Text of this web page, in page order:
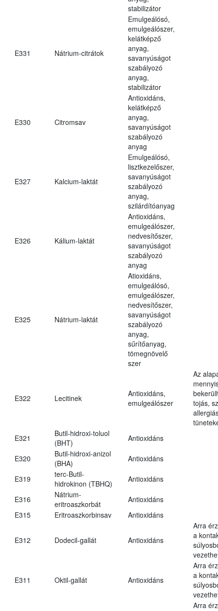
stabilizátor
E331 Nátrium-citrátok
Emulgeálósó,
emulgeálószer,
kelátképző
anyag,
savanyúságot
szabályozó
anyag,
stabilizátor
E330 Citromsav
Antioxidáns,
kelátképző
anyag,
savanyúságot
szabályozó
anyag
E327 Kalcium-laktát
Emulgeálósó,
lisztkezelőszer,
savanyúságot
szabályozó
anyag,
szilárdítóanyag
E326 Kálium-laktát
Antioxidáns,
emulgeálószer,
nedvesítőszer,
savanyúságot
szabályozó
anyag
E325 Nátrium-laktát
Atioxidáns,
emulgeálósó,
emulgeálószer,
nedvesítőszer,
savanyúságot
szabályozó
anyag,
sűrítőanyag,
tömegnövelő
szer
E322 Lecitinek
Antioxidáns,
emulgeálószer
Az
tojás,
E321
Butil-hidroxi-toluol
(BHT)
Antioxidáns
E320
Butil-hidroxi-anizol
(BHA)
Antioxidáns
E319
terc-Butil-
hidrokinon (TBHQ)
Antioxidáns
E316
Nátrium-
eritroaszkorbát
Antioxidáns
E315
Eritroaszkorbinsav Antioxidáns
E312 Dodecil-gallát Antioxidáns
Arra
a
E311 Oktil-gallát Antioxidáns
Arra
a
Arra